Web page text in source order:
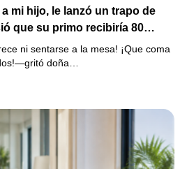
mi hijo, le lanzó un trapo de
que su primo recibiría 80
“Aprende cuál es tu
hasta que terminaron de
grabación y alguien llamó a
ni sentarse a la mesa! ¡Que coma
doña…